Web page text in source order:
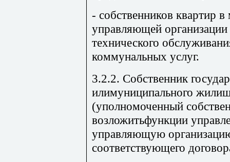
- собственников квартир
управляющей
технического
коммунальных услуг.
3.2.2. Собственник
илимуниципального
(уполномоченный
возложитьфункции
управляющую
соответствующего